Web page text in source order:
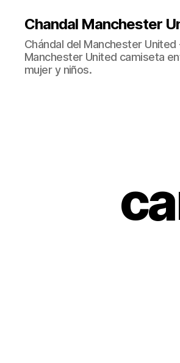
Chandal Manchester
Chándal del Manchester
Manchester United camiseta
mujer y niños.